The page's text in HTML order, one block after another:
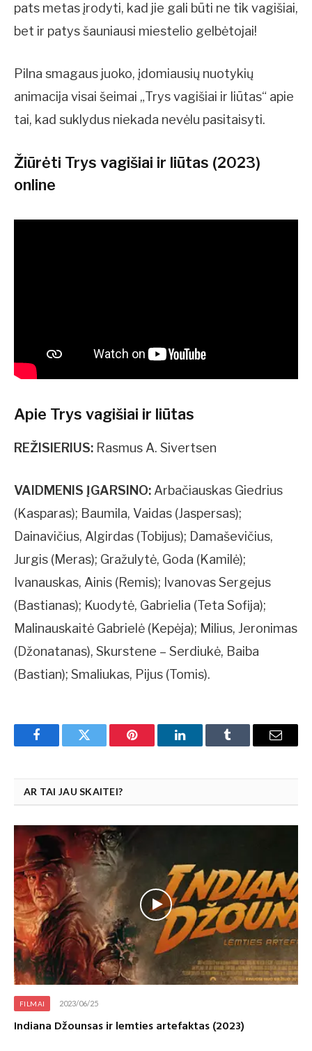
pats metas įrodyti, kad jie gali būti ne tik vagišiai,
bet ir patys šauniausi miestelio gelbėtojai!
Pilna smagaus juoko, įdomiausių nuotykių
animacija visai šeimai „Trys vagišiai ir liūtas“ apie
tai, kad suklydus niekada nevėlu pasitaisyti.
Žiūrėti Trys vagišiai ir liūtas (2023)
online
Apie Trys vagišiai ir liūtas
REŽISIERIUS: Rasmus A. Sivertsen
VAIDMENIS ĮGARSINO: Arbačiauskas Giedrius
(Kasparas); Baumila, Vaidas (Jaspersas);
Dainavičius, Algirdas (Tobijus); Damaševičius,
Jurgis (Meras); Gražulytė, Goda (Kamilė);
Ivanauskas, Ainis (Remis); Ivanovas Sergejus
(Bastianas); Kuodytė, Gabrielia (Teta Sofija);
Malinauskaitė Gabrielė (Kepėja); Milius, Jeronimas
(Džonatanas), Skurstene – Serdiukė, Baiba
(Bastian); Smaliukas, Pijus (Tomis).
FacebookTwitter Pinterest LinkedInTumblr Email
AR TAI JAU SKAITEI?
FILMAI 2023/06/25
Indiana Džounsas ir lemties artefaktas (2023)